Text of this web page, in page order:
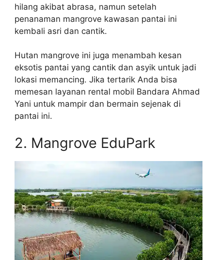
hilang akibat abrasa, namun setelah
penanaman mangrove kawasan pantai ini
kembali asri dan cantik.
Hutan mangrove ini juga menambah kesan
eksotis pantai yang cantik dan asyik untuk jadi
lokasi memancing. Jika tertarik Anda bisa
memesan layanan rental mobil Bandara Ahmad
Yani untuk mampir dan bermain sejenak di
pantai ini.
2. Mangrove EduPark